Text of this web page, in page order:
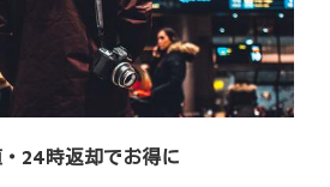
24時返却でお得に